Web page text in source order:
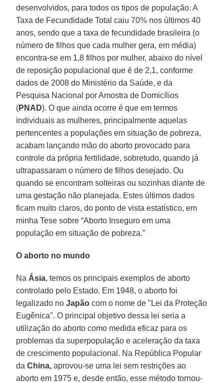
desenvolvidos, para todos os tipos de população. A
Taxa de Fecundidade Total caiu 70% nos últimos 40
anos, sendo que a taxa de fecundidade brasileira (o
número de filhos que cada mulher gera, em média)
encontra-se em 1,8 filhos por mulher, abaixo do nível
de reposição populacional que é de 2,1, conforme
dados de 2008 do Ministério da Saúde, e da
Pesquisa Nacional por Amostra de Domicílios
(PNAD). O que ainda ocorre é que em termos
individuais as mulheres, principalmente aquelas
pertencentes a populações em situação de pobreza,
acabam lançando mão do aborto provocado para
controle da própria fertilidade, sobretudo, quando já
ultrapassaram o número de filhos desejado. Ou
quando se encontram solteiras ou sozinhas diante de
uma gestação não planejada. Estes últimos dados
ficam muito claros, do ponto de vista estatístico, em
minha Tese sobre “Aborto Inseguro em uma
população em situação de pobreza.”
O aborto no mundo
Na Ásia, temos os principais exemplos de aborto
controlado pelo Estado. Em 1948, o aborto foi
legalizado noJapão com o nome de "Lei da Proteção
Eugênica". O principal objetivo dessa lei seria a
utilização do aborto como medida eficaz para os
problemas da superpopulação e aceleração da taxa
de crescimento populacional. Na República Popular
daChina, aprovou-se uma lei sem restrições ao
aborto em 1975 e, desde então, esse método tornou-